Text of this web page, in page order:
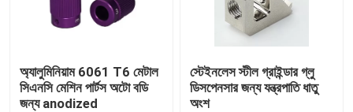
অ্যালুমিনিয়াম 6061 T6 মেটাল
সিএনসি মেশিন পার্টস অটো বডি
জন্য anodized
স্টেইনলেস স্টীল গ্রাইন্ডার গ্লু
ডিসপেনসার জন্য যন্ত্রপাতি ধাতু
অংশ